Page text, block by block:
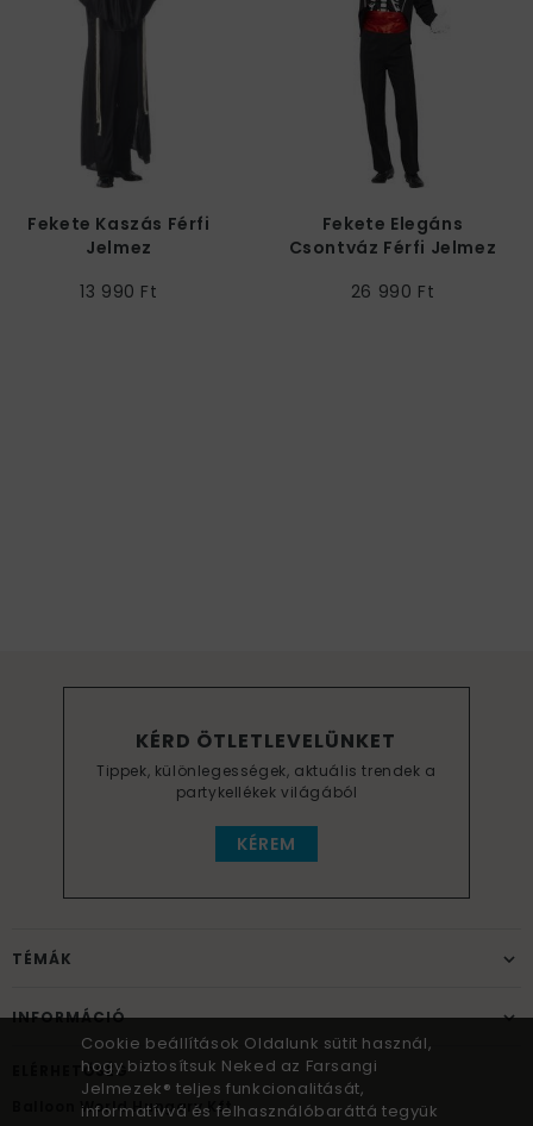
Fekete Kaszás Férfi
Jelmez
13 990 Ft
Fekete Elegáns
Csontváz Férfi Jelmez
26 990 Ft
KÉRD ÖTLETLEVELÜNKET
Tippek, különlegességek, aktuális trendek a
partykellékek világából
KÉREM
TÉMÁK
INFORMÁCIÓ
ELÉRHETŐSÉG
Balloon World Hungary Kft.
Cookie beállítások Oldalunk sütit használ,
hogy biztosítsuk Neked az Farsangi
Jelmezek® teljes funkcionalitását,
informatívvá és felhasználóbaráttá tegyük